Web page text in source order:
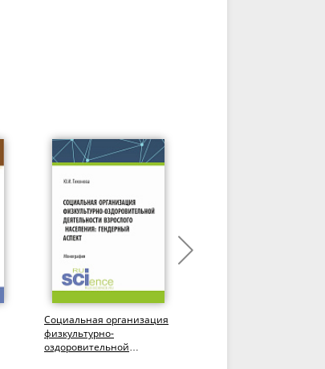
Социальная организация
физкультурно-
оздоровительной